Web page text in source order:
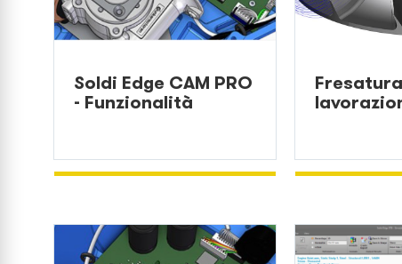
Soldi Edge CAM PRO
- Funzionalità